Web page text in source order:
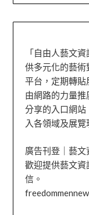
「自由人藝文
供多元化的藝
平台，定期轉
由網路的力量
分享的入口網
入各領域及展覽
廣告刊登｜藝文
歡迎提供藝文
信。